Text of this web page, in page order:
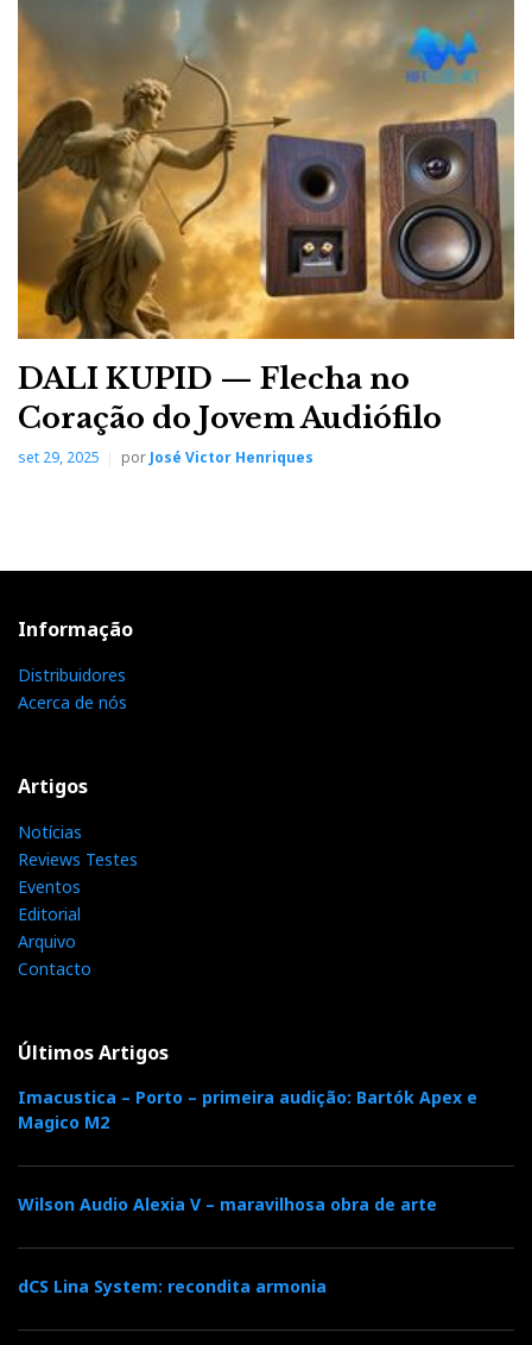
DALI KUPID — Flecha no
Coração do Jovem Audiófilo
set 29, 2025 por José Victor Henriques
Informação
Distribuidores
Acerca de nós
Artigos
Notícias
Reviews Testes
Eventos
Editorial
Arquivo
Contacto
Últimos Artigos
Imacustica – Porto – primeira audição: Bartók Apex e
Magico M2
Wilson Audio Alexia V – maravilhosa obra de arte
dCS Lina System: recondita armonia